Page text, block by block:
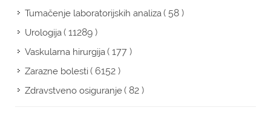
Tumačenje laboratorijskih analiza( 58 )
Urologija( 11289 )
Vaskularna hirurgija( 177 )
Zarazne bolesti( 6152 )
Zdravstveno osiguranje( 82 )